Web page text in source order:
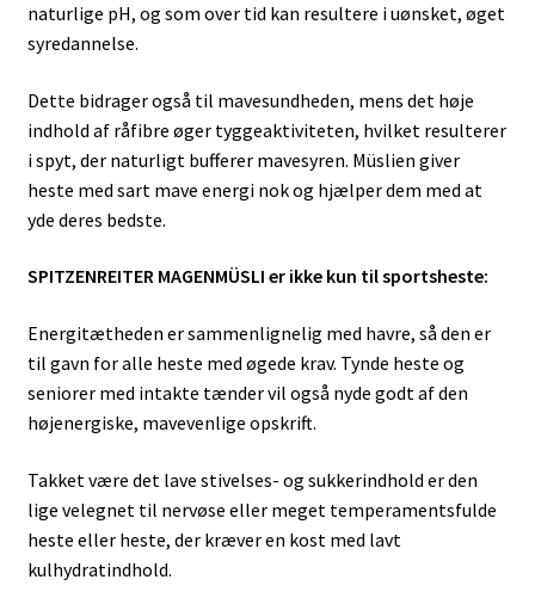
naturlige pH, og som over tid kan resultere i uønsket, øget
syredannelse.
Dette bidrager også til mavesundheden, mens det høje
indhold af råfibre øger tyggeaktiviteten, hvilket resulterer
i spyt, der naturligt bufferer mavesyren. Müslien giver
heste med sart mave energi nok og hjælper dem med at
yde deres bedste.
SPITZENREITER MAGENMÜSLI er ikke kun til sportsheste:
Energitætheden er sammenlignelig med havre, så den er
til gavn for alle heste med øgede krav. Tynde heste og
seniorer med intakte tænder vil også nyde godt af den
højenergiske, mavevenlige opskrift.
Takket være det lave stivelses- og sukkerindhold er den
lige velegnet til nervøse eller meget temperamentsfulde
heste eller heste, der kræver en kost med lavt
kulhydratindhold.